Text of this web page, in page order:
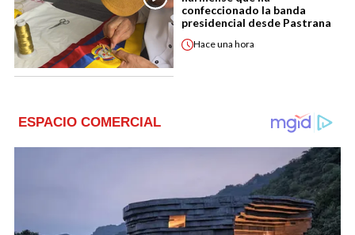
confeccionado la banda
presidencial desde Pastrana
Haceuna hora